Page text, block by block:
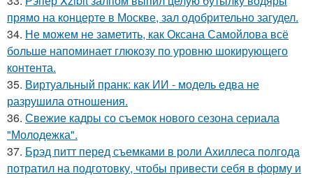
прямо на концерте в Москве, зал одобрительно загудел.
34. Не можем не заметить, как Оксана Самойлова всё
больше напоминает глюкозу по уровню шокирующего
контента.
35. Виртуальный пранк: как ИИ - модель едва не
разрушила отношения.
36. Свежие кадры со съемок нового сезона сериала
"Молодежка".
37. Брэд питт перед съемками в роли Ахиллеса полгода
потратил на подготовку, чтобы привести себя в форму и